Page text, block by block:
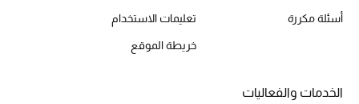
العناية الشخصية بالرجال
صُممت للرجال
تسوقوا للرجال
أسئلة مكررة تعليمات الاستخدام
خريطة الموقع
الخدمات والفعاليات